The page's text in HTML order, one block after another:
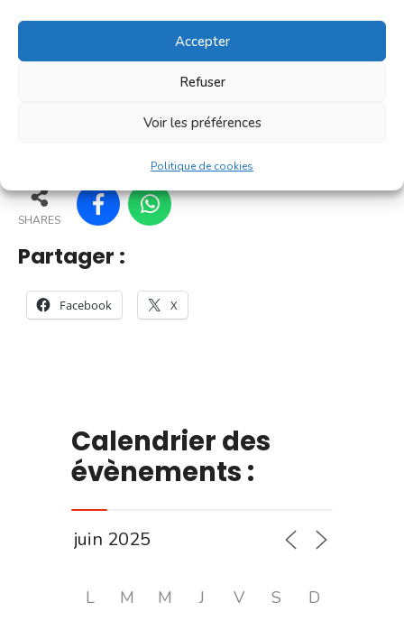
Accepter
Refuser
Voir les préférences
Politique de cookies
[...]
En savoir plus
154
SHARES
Partager :
Facebook X
Calendrier des
évènements :
L M M J V S D